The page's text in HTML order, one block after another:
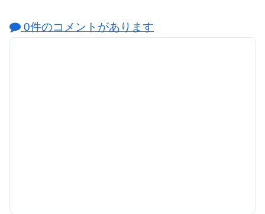
0件のコメントがあります